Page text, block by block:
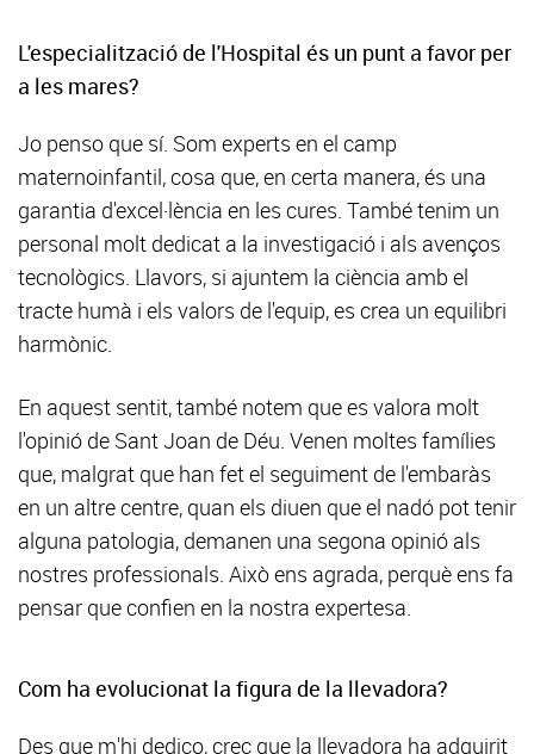
L'especialització de l'Hospital és un punt a favor per
a les mares?
Jo penso que sí. Som experts en el camp
maternoinfantil, cosa que, en certa manera, és una
garantia d'excel·lència en les cures. També tenim un
personal molt dedicat a la investigació i als avenços
tecnològics. Llavors, si ajuntem la ciència amb el
tracte humà i els valors de l'equip, es crea un equilibri
harmònic.
En aquest sentit, també notem que es valora molt
l'opinió de Sant Joan de Déu. Venen moltes famílies
que, malgrat que han fet el seguiment de l'embaràs
en un altre centre, quan els diuen que el nadó pot tenir
alguna patologia, demanen una segona opinió als
nostres professionals. Això ens agrada, perquè ens fa
pensar que confien en la nostra expertesa.
Com ha evolucionat la figura de la llevadora?
Des que m'hi dedico, crec que la llevadora ha adquirit